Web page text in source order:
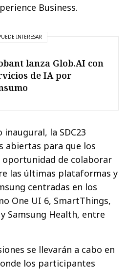
Business.
INTERESAR
lanza Glob.AI con
de IA por
la SDC23
abiertas para que los
de colaborar
las últimas plataformas y
centradas en los
One UI 6, SmartThings,
Samsung Health, entre
se llevarán a cabo en
los participantes